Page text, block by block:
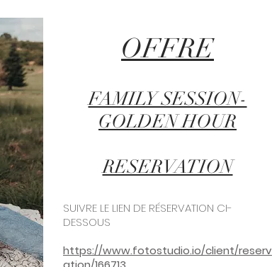
OFFRE
FAMILY SESSION-
GOLDEN HOUR
RESERVATION
SUIVRE LE LIEN DE RÉSERVATION CI-
DESSOUS
https://www.fotostudio.io/client/reserv